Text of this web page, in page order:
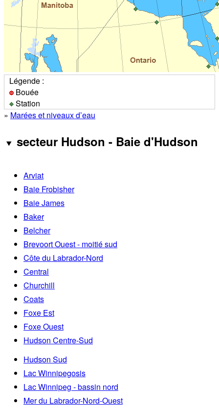
Légende :
Bouée
Station
» Marées et niveaux d’eau
secteur Hudson - Baie d'Hudson
Arviat
Baie Frobisher
Baie James
Baker
Belcher
Brevoort Ouest - moitié sud
Côte du Labrador-Nord
Central
Churchill
Coats
Foxe Est
Foxe Ouest
Hudson Centre-Sud
Hudson Sud
Lac Winnipegosis
Lac Winnipeg - bassin nord
Mer du Labrador-Nord-Ouest